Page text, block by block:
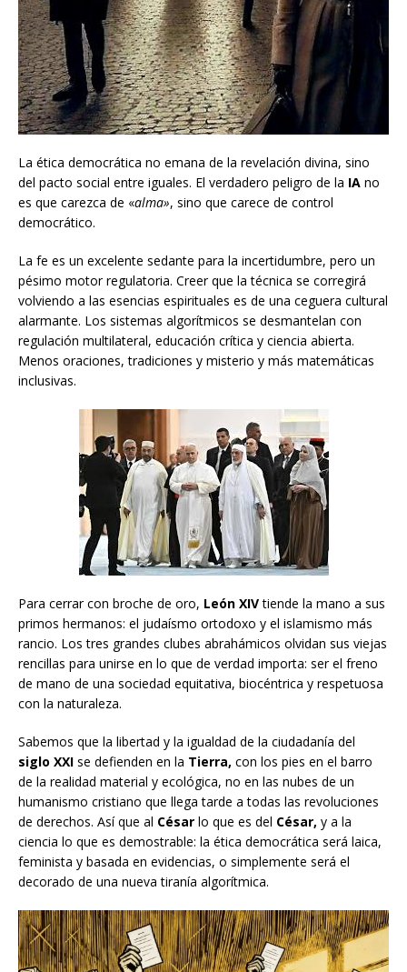
La ética democrática no emana de la revelación divina, sino
del pacto social entre iguales. El verdadero peligro de la IA no
es que carezca de «alma», sino que carece de control
democrático.
La fe es un excelente sedante para la incertidumbre, pero un
pésimo motor regulatoria. Creer que la técnica se corregirá
volviendo a las esencias espirituales es de una ceguera cultural
alarmante. Los sistemas algorítmicos se desmantelan con
regulación multilateral, educación crítica y ciencia abierta.
Menos oraciones, tradiciones y misterio y más matemáticas
inclusivas.
Para cerrar con broche de oro, León XIVtiende la mano a sus
primos hermanos: el judaísmo ortodoxo y el islamismo más
rancio. Los tres grandes clubes abrahámicos olvidan sus viejas
rencillas para unirse en lo que de verdad importa: ser el freno
de mano de una sociedad equitativa, biocéntrica y respetuosa
con la naturaleza.
Sabemos que la libertad y la igualdad de la ciudadanía del
siglo XXI se defienden en la Tierra, con los pies en el barro
de la realidad material y ecológica, no en las nubes de un
humanismo cristiano que llega tarde a todas las revoluciones
de derechos. Así que al César lo que es del César, y a la
ciencia lo que es demostrable: la ética democrática será laica,
feminista y basada en evidencias, o simplemente será el
decorado de una nueva tiranía algorítmica.